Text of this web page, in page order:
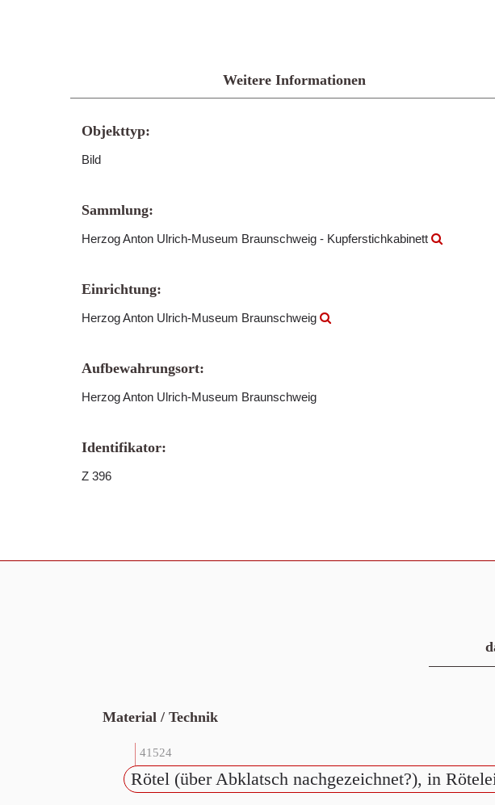
Weitere Informationen
Objekttyp:
Bild
Sammlung:
Herzog Anton Ulrich-Museum Braunschweig - Kupferstichkabinett
Einrichtung:
Herzog Anton Ulrich-Museum Braunschweig
Aufbewahrungsort:
Herzog Anton Ulrich-Museum Braunschweig
Identifikator:
Z 396
Material / Technik
41524
Rötel (über Abklatsch nachgezeichnet?), in